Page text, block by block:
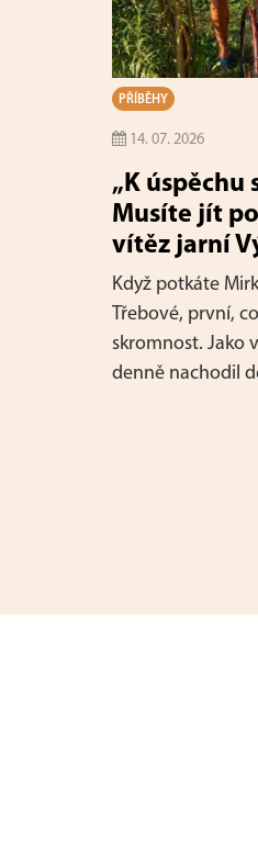
PŘÍBĚHY
14. 07. 2026
„K úspěchu
Musíte jít
vítěz jarní
Když potkáte
Třebové, první,
skromnost. Jako
denně nachodil